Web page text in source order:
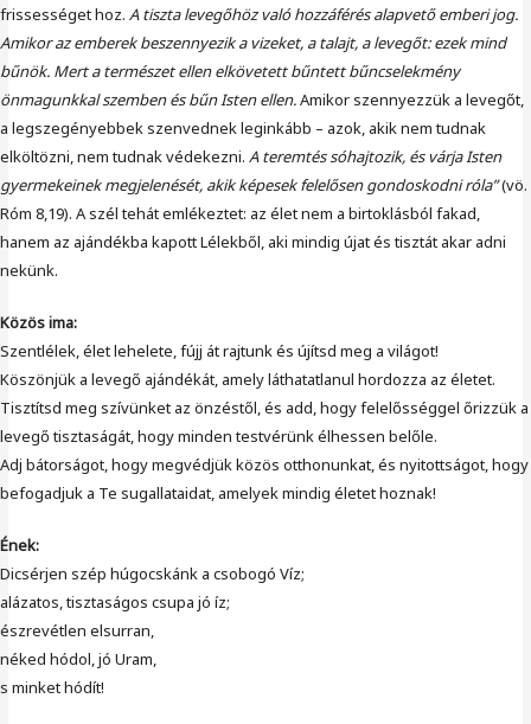
frissességet hoz.A tiszta levegőhöz való hozzáférés alapvető emberi jog.
Amikor az emberek beszennyezik a vizeket, a talajt, a levegőt: ezek mind
bűnök. Mert a természet ellen elkövetett bűntett bűncselekmény
önmagunkkal szemben és bűn Isten ellen.Amikor szennyezzük a levegőt,
a legszegényebbek szenvednek leginkább – azok, akik nem tudnak
elköltözni, nem tudnak védekezni.A teremtés sóhajtozik, és várja Isten
gyermekeinek megjelenését, akik képesek felelősen gondoskodni róla”(vö.
Róm 8,19). A szél tehát emlékeztet: az élet nem a birtoklásból fakad,
hanem az ajándékba kapott Lélekből, aki mindig újat és tisztát akar adni
nekünk.
Közös ima:
Szentlélek, élet lehelete, fújj át rajtunk és újítsd meg a világot!
Köszönjük a levegő ajándékát, amely láthatatlanul hordozza az életet.
Tisztítsd meg szívünket az önzéstől, és add, hogy felelősséggel őrizzük a
levegő tisztaságát, hogy minden testvérünk élhessen belőle.
Adj bátorságot, hogy megvédjük közös otthonunkat, és nyitottságot, hogy
befogadjuk a Te sugallataidat, amelyek mindig életet hoznak!
Ének:
Dicsérjen szép húgocskánk a csobogó Víz;
alázatos, tisztaságos csupa jó íz;
észrevétlen elsurran,
néked hódol, jó Uram,
s minket hódít!